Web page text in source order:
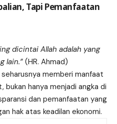
Tapi Pemanfaatan
dicintai Allah adalah yang
lain.” (HR. Ahmad)
memberi manfaat
bukan hanya menjadi angka di
dan pemanfaatan yang
hak atas keadilan ekonomi.